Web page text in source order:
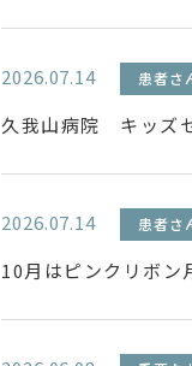
2026.07.14 患者さ
久我山病院 キッズ
2026.07.14 患者さ
10月はピンクリボン